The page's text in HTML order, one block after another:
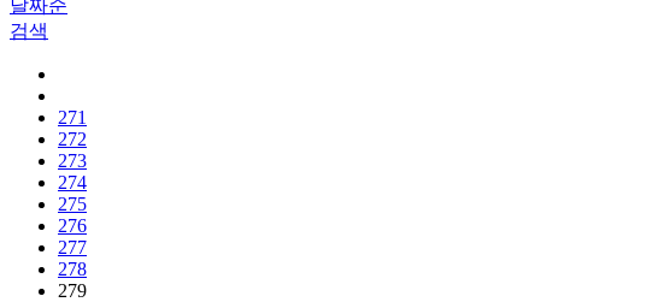
날짜순
검색
271
272
273
274
275
276
277
278
279